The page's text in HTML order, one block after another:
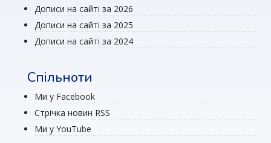
Дописи на сайті за 2026
Дописи на сайті за 2025
Дописи на сайті за 2024
Спільноти
Ми у Facebook
Стрічка новин RSS
Ми у YouTube